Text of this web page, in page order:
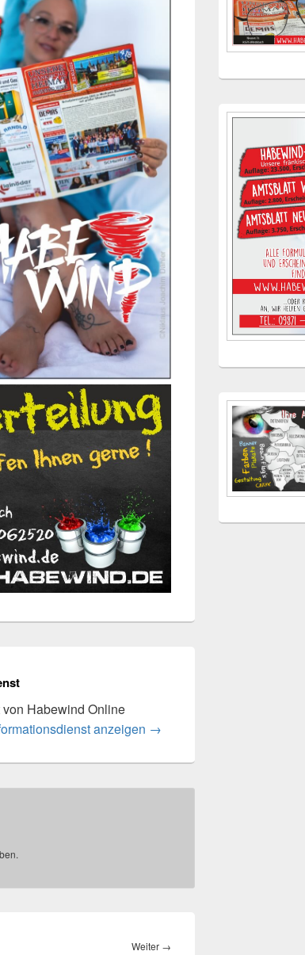
Habewind Online
anzeigen →
Weiter →